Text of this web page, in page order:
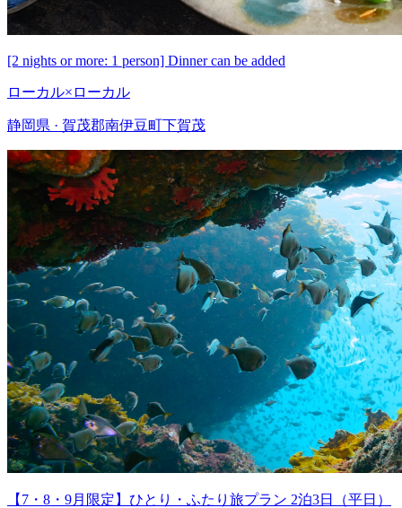
[2 nights or more: 1 person] Dinner can be added
ローカル×ローカル
静岡県 · 賀茂郡南伊豆町下賀茂
【7・8・9月限定】ひとり・ふたり旅プラン 2泊3日（平日）